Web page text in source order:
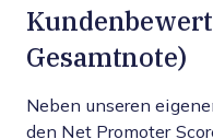
Gesamtnote)
Neben unseren
den Net Promoter